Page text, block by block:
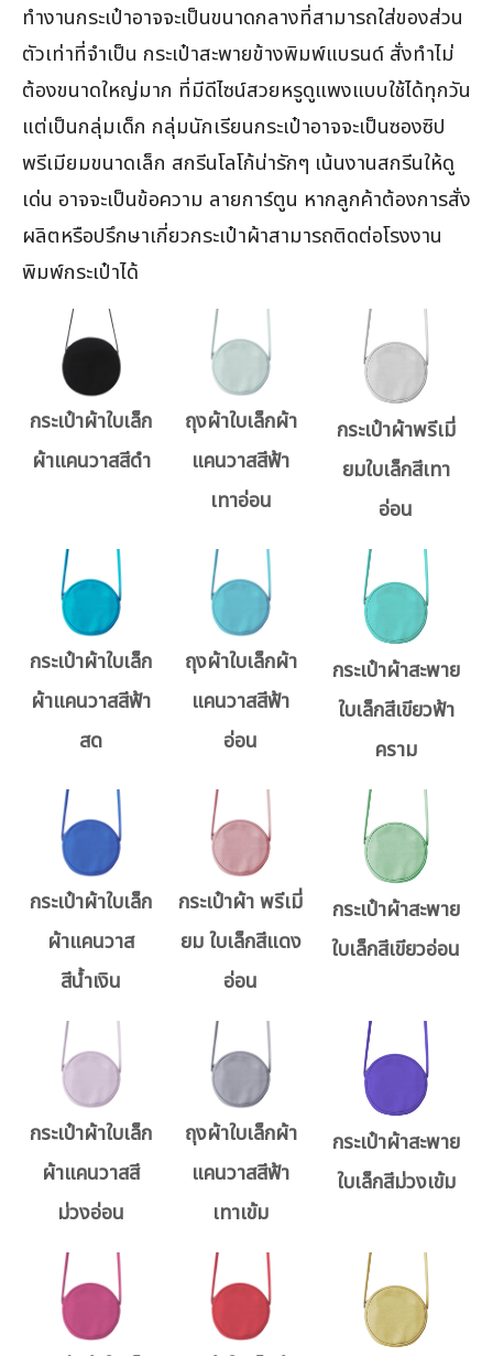
ทำงานกระเป๋าอาจจะเป็นขนาดกลางที่สามารถใส่ของส่วน
ตัวเท่าที่จำเป็น กระเป๋าสะพายข้างพิมพ์แบรนด์ สั่งทำไม่
ต้องขนาดใหญ่มาก ที่มีดีไซน์สวยหรูดูแพงแบบใช้ได้ทุกวัน
แต่เป็นกลุ่มเด็ก กลุ่มนักเรียนกระเป๋าอาจจะเป็นซองซิป
พรีเมียมขนาดเล็ก สกรีนโลโก้น่ารักๆ เน้นงานสกรีนให้ดู
เด่น อาจจะเป็นข้อความ ลายการ์ตูน หากลูกค้าต้องการสั่ง
ผลิตหรือปรึกษาเกี่ยวกระเป๋าผ้าสามารถติดต่อโรงงาน
พิมพ์กระเป๋าได้
กระเป๋าผ้าใบเล็ก
ผ้าแคนวาสสีดำ
ถุงผ้าใบเล็กผ้า
แคนวาสสีฟ้า
เทาอ่อน
กระเป๋าผ้าพรีเมี่
ยมใบเล็กสีเทา
อ่อน
กระเป๋าผ้าใบเล็ก
ผ้าแคนวาสสีฟ้า
สด
ถุงผ้าใบเล็กผ้า
แคนวาสสีฟ้า
อ่อน
กระเป๋าผ้าสะพาย
ใบเล็กสีเขียวฟ้า
คราม
กระเป๋าผ้าใบเล็ก
ผ้าแคนวาส
สีน้ำเงิน
กระเป๋าผ้า พรีเมี่
ยม ใบเล็กสีแดง
อ่อน
กระเป๋าผ้าสะพาย
ใบเล็กสีเขียวอ่อน
กระเป๋าผ้าใบเล็ก
ผ้าแคนวาสสี
ม่วงอ่อน
ถุงผ้าใบเล็กผ้า
แคนวาสสีฟ้า
เทาเข้ม
กระเป๋าผ้าสะพาย
ใบเล็กสีม่วงเข้ม